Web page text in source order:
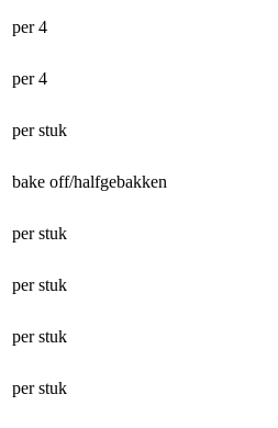
per 4
per 4
per stuk
bake off/halfgebakken
per stuk
per stuk
per stuk
per stuk